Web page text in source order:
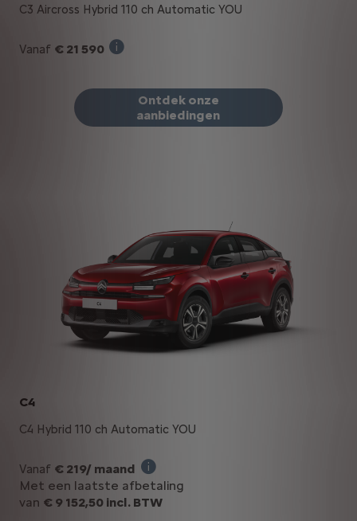
C3 Aircross Hybrid 110 ch Automatic YOU
Vanaf € 21 590
Ontdek onze
aanbiedingen
C4
C4 Hybrid 110 ch Automatic YOU
Vanaf € 219/ maand
Illustratief voorbeeld van het product
Met een laatste afbetaling
van € 9 152,50 incl. BTW